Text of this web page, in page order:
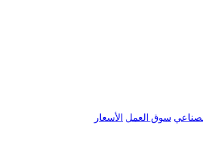
سوق العمل الأسعار